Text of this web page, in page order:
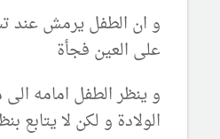
و ان الطفل يرمش
على العين فجأة
و ينظر الطفل امامه
الولادة و لكن لا يتابع